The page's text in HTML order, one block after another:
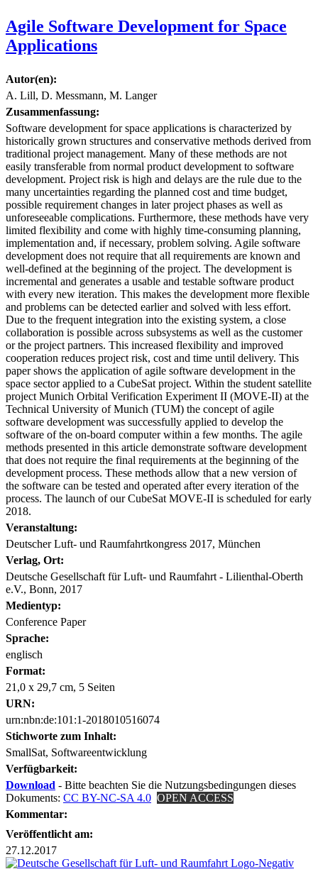
Agile Software Development for Space
Applications
Autor(en):
A. Lill, D. Messmann, M. Langer
Zusammenfassung:
Software development for space applications is characterized by
historically grown structures and conservative methods derived from
traditional project management. Many of these methods are not
easily transferable from normal product development to software
development. Project risk is high and delays are the rule due to the
many uncertainties regarding the planned cost and time budget,
possible requirement changes in later project phases as well as
unforeseeable complications. Furthermore, these methods have very
limited flexibility and come with highly time-consuming planning,
implementation and, if necessary, problem solving. Agile software
development does not require that all requirements are known and
well-defined at the beginning of the project. The development is
incremental and generates a usable and testable software product
with every new iteration. This makes the development more flexible
and problems can be detected earlier and solved with less effort.
Due to the frequent integration into the existing system, a close
collaboration is possible across subsystems as well as the customer
or the project partners. This increased flexibility and improved
cooperation reduces project risk, cost and time until delivery. This
paper shows the application of agile software development in the
space sector applied to a CubeSat project. Within the student satellite
project Munich Orbital Verification Experiment II (MOVE-II) at the
Technical University of Munich (TUM) the concept of agile
software development was successfully applied to develop the
software of the on-board computer within a few months. The agile
methods presented in this article demonstrate software development
that does not require the final requirements at the beginning of the
development process. These methods allow that a new version of
the software can be tested and operated after every iteration of the
process. The launch of our CubeSat MOVE-II is scheduled for early
2018.
Veranstaltung:
Deutscher Luft- und Raumfahrtkongress 2017, München
Verlag, Ort:
Deutsche Gesellschaft für Luft- und Raumfahrt - Lilienthal-Oberth
e.V., Bonn, 2017
Medientyp:
Conference Paper
Sprache:
englisch
Format:
21,0 x 29,7 cm, 5 Seiten
URN:
urn:nbn:de:101:1-2018010516074
Stichworte zum Inhalt:
SmallSat, Softwareentwicklung
Verfügbarkeit:
Download - Bitte beachten Sie die Nutzungsbedingungen dieses
Dokuments: CC BY-NC-SA 4.0 OPEN ACCESS
Kommentar:
Veröffentlicht am:
27.12.2017